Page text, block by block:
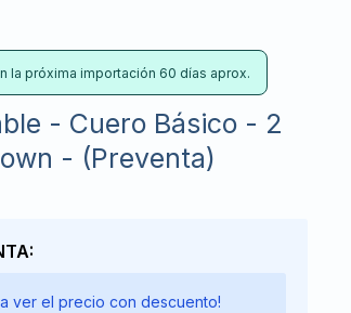
la próxima importación 60 días aprox.
- Cuero Básico - 2
- (Preventa)
ver el precio con descuento!